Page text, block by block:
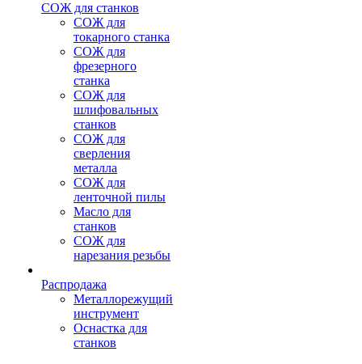
СОЖ для станков
СОЖ для
токарного станка
СОЖ для
фрезерного
станка
СОЖ для
шлифовальных
станков
СОЖ для
сверления
металла
СОЖ для
ленточной пилы
Масло для
станков
СОЖ для
нарезания резьбы
Распродажа
Металлорежущий
инструмент
Оснастка для
станков